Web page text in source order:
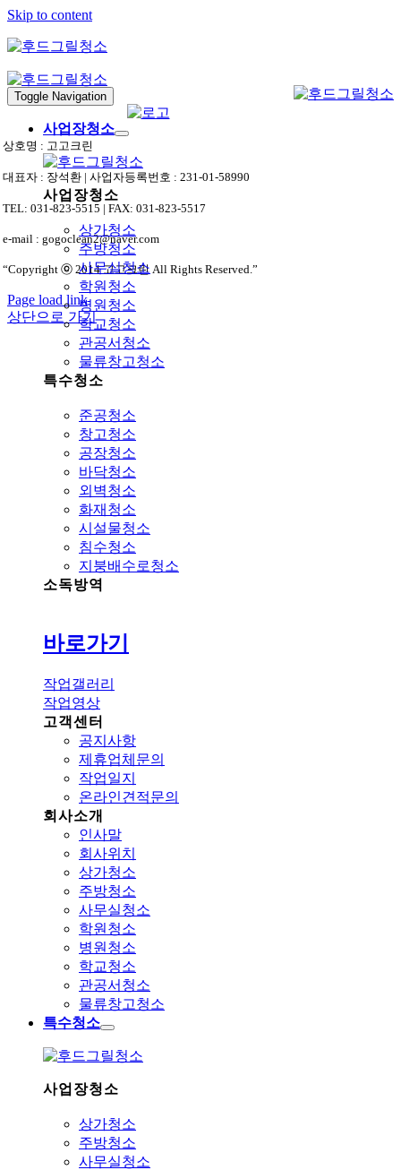
Skip to content
Toggle Navigation
사업장청소
사업장청소
상가청소
주방청소
사무실청소
학원청소
병원청소
학교청소
관공서청소
물류창고청소
특수청소
준공청소
창고청소
공장청소
바닥청소
외벽청소
화재청소
시설물청소
침수청소
지붕배수로청소
소독방역
바로가기
작업갤러리
작업영상
고객센터
공지사항
제휴업체문의
작업일지
온라인견적문의
회사소개
인사말
회사위치
상가청소
주방청소
사무실청소
학원청소
병원청소
학교청소
관공서청소
물류창고청소
특수청소
사업장청소
상가청소
주방청소
사무실청소
상호명 : 고고크린
대표자 : 장석환 | 사업자등록번호 : 231-01-58990
TEL: 031-823-5515 | FAX: 031-823-5517
e-mail : gogoclean2@naver.com
“Copyright ⓒ 2014 고고크린 All Rights Reserved.”
Page load link
상단으로 가기